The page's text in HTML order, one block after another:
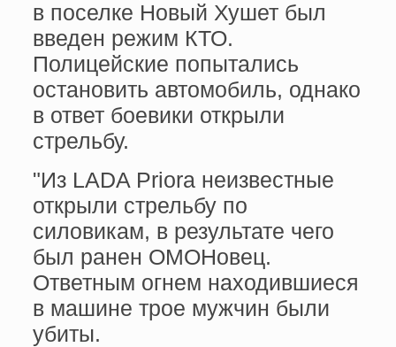
в поселке Новый Хушет был
введен режим КТО.
Полицейские попытались
остановить автомобиль, однако
в ответ боевики открыли
стрельбу.
"Из LADA Priora неизвестные
открыли стрельбу по
силовикам, в результате чего
был ранен ОМОНовец.
Ответным огнем находившиеся
в машине трое мужчин были
убиты.